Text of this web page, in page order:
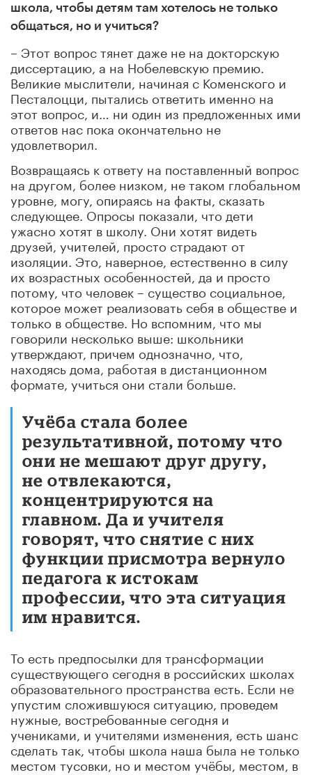
школа, чтобы детям там хотелось не только
общаться, но и учиться?
– Этот вопрос тянет даже не на докторскую
диссертацию, а на Нобелевскую премию.
Великие мыслители, начиная с Коменского и
Песталоцци, пытались ответить именно на
этот вопрос, и… ни один из предложенных ими
ответов нас пока окончательно не
удовлетворил.
Возвращаясь к ответу на поставленный вопрос
на другом, более низком, не таком глобальном
уровне, могу, опираясь на факты, сказать
следующее. Опросы показали, что дети
ужасно хотят в школу. Они хотят видеть
друзей, учителей, просто страдают от
изоляции. Это, наверное, естественно в силу
их возрастных особенностей, да и просто
потому, что человек – существо социальное,
которое может реализовать себя в обществе и
только в обществе. Но вспомним, что мы
говорили несколько выше: школьники
утверждают, причем однозначно, что,
находясь дома, работая в дистанционном
формате, учиться они стали больше.
Учёба стала более
результативной, потому что
они не мешают друг другу,
не отвлекаются,
концентрируются на
главном. Да и учителя
говорят, что снятие с них
функции присмотра вернуло
педагога к истокам
профессии, что эта ситуация
им нравится.
То есть предпосылки для трансформации
существующего сегодня в российских школах
образовательного пространства есть. Если не
упустим сложившуюся ситуацию, проведем
нужные, востребованные сегодня и
учениками, и учителями изменения, есть шанс
сделать так, чтобы школа наша была не только
местом тусовки, но и местом учёбы, местом, в